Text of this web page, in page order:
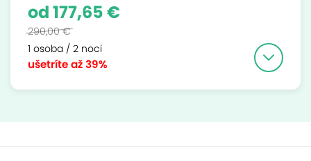
ušetríteaž 39%
od 177,65 €
290,00 €
1 osoba / 2 noci